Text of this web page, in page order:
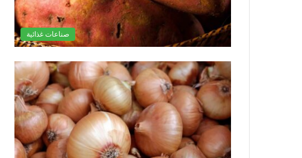
صناعات غذائية